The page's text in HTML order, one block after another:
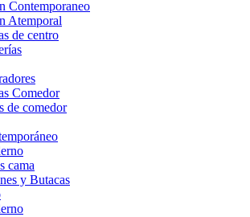
Contemporaneo
Atemporal
de centro
Comedor
de comedor
cama
y Butacas